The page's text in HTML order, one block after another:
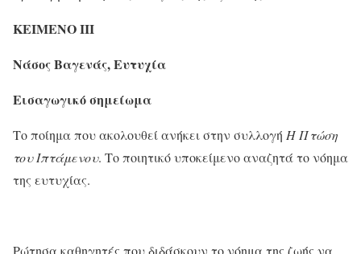
ΚΕΙΜΕΝΟ ΙΙΙ
Νάσος Βαγενάς, Ευτυχία
Εισαγωγικό σημείωμα
Το ποίημα που ακολουθεί ανήκει στην συλλογή Η Πτώση
του Ιπτάμενου. Το ποιητικό υποκείμενο αναζητά το νόημα
της ευτυχίας.
Ρώτησα καθηγητές που διδάσκουν το νόημα της ζωής να